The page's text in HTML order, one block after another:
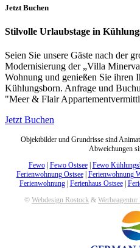
Jetzt Buchen
Stilvolle Urlaubstage in
Seien Sie unsere Gäste nach der
Modernisierung der „Villa
Wohnung und genießen Sie ihren
Kühlungsborn. Anfrage und
"Meer & Flair
Jetzt Buchen
Objektbilder und Grundrisse sind
Abweichungen
Fewo| Fewo Ostsee| Fewo
Ferienwohnung Ostsee| Ferienwohnung
Ferienwohnung| Ferienhaus Ostsee|
© Webdesign Rostock &